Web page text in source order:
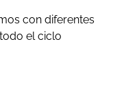
con diferentes
el ciclo